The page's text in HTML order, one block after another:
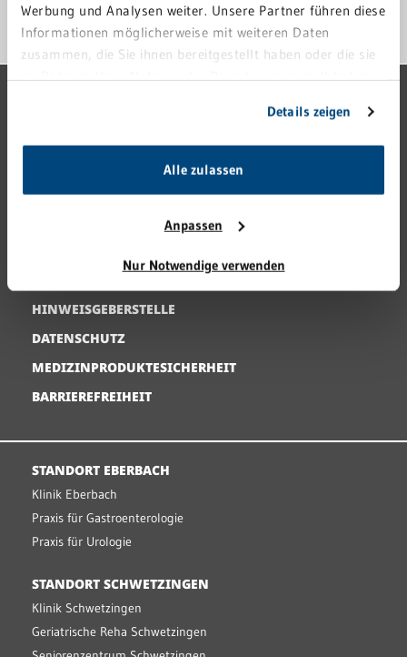
Werbung und Analysen weiter. Unsere Partner führen diese
Informationen möglicherweise mit weiteren Daten
zusammen, die Sie ihnen bereitgestellt haben oder die sie
Details zeigen
Alle zulassen
Anpassen
Nur Notwendige verwenden
ANFAHRT
KARRIERE
HINWEISGEBERSTELLE
DATENSCHUTZ
MEDIZINPRODUKTESICHERHEIT
BARRIEREFREIHEIT
STANDORT EBERBACH
Klinik Eberbach
Praxis für Gastroenterologie
Praxis für Urologie
STANDORT SCHWETZINGEN
Klinik Schwetzingen
Geriatrische Reha Schwetzingen